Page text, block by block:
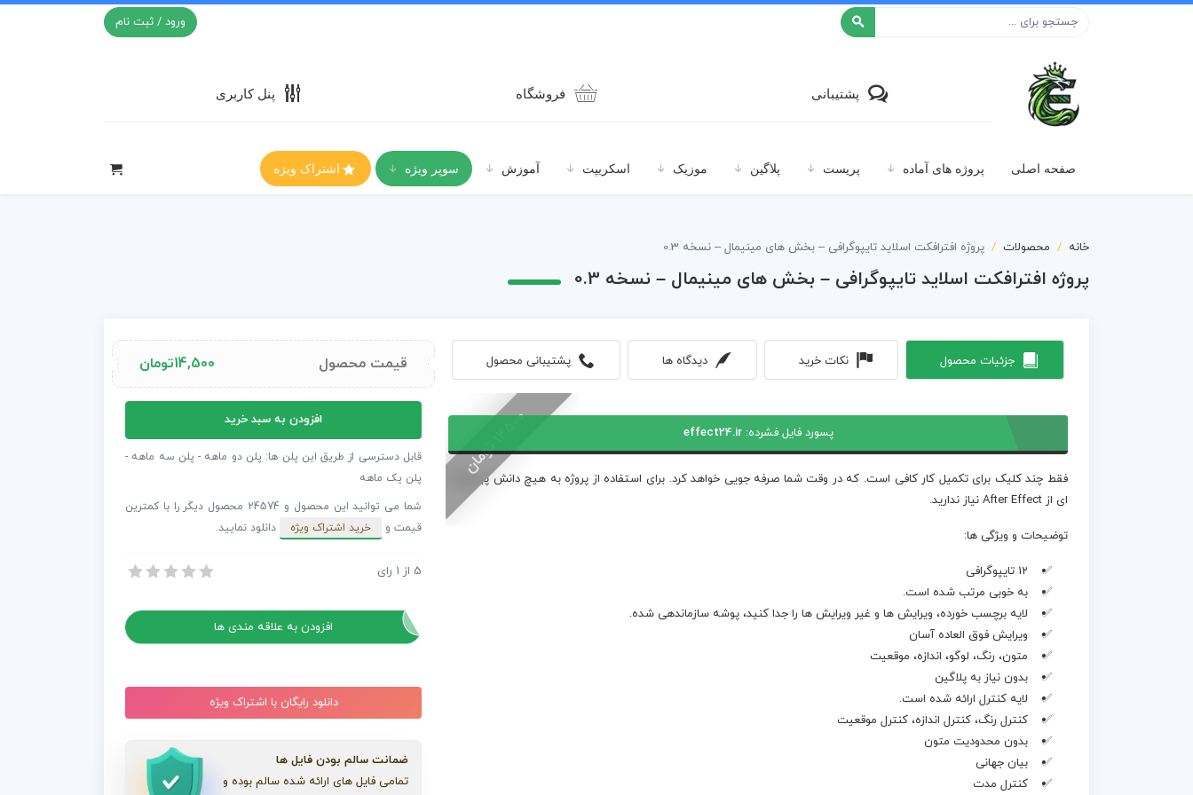
ورود / ثبت نام
پشتیبانی فروشگاه پنل کاربری
صفحه اصلی پروژه های آماده پریست پلاگین موزیک اسکریپت آموزش سوپر ویژه اشتراک ویژه
خانه محصولات پروژه افترافکت اسلاید تایپوگرافی – بخش های مینیمال – نسخه 0.3
پروژه افترافکت اسلاید تایپوگرافی – بخش های مینیمال – نسخه 0.3
جزئیات محصول نکات خرید دیدگاه ها پشتیبانی محصول
1
4
5
0
0
ت
و
م
ا
ن
پسورد فایل فشرده:effect24.ir
فقط چند کلیک برای تکمیل کار کافی است. که در وقت شما صرفه جویی خواهد کرد. برای استفاده از پروژه به هیچ دانش پیشرفته
ای از After Effect نیاز ندارید.
توضیحات و ویژگی ها:
12 تایپوگرافی
به خوبی مرتب شده است.
لایه برچسب خورده، ویرایش ها و غیر ویرایش ها را جدا کنید، پوشه سازماندهی شده.
ویرایش فوق العاده آسان
متون، رنگ، لوگو، اندازه، موقعیت
بدون نیاز به پلاگین
لایه کنترل ارائه شده است.
کنترل رنگ، کنترل اندازه، کنترل موقعیت
بدون محدودیت متون
بیان جهانی
کنترل مدت
قیمت محصول 14,500تومان
اسلاید
تایپوگرافی
0.3
عدد
افزودن به سبد خرید
قابل دسترسی از طریق این پلن ها: پلن دو ماهه - پلن سه ماهه -
پلن یک ماهه
شما می توانید این محصول و 24574 محصول دیگر را با کمترین
قیمت و
خرید اشتراک ویژه دانلود نمایید.
پروژه افترافکت اسلاید تایپوگرافی – بخش های مینیمال – نسخه 0.3
5 از 1 رای
افزودن به علاقه مندی ها
دانلود رایگان با اشتراک ویژه
ضمانت سالم بودن فایل ها
تمامی فایل های ارائه شده سالم بوده و